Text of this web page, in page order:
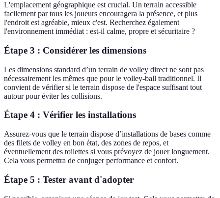
L'emplacement géographique est crucial. Un terrain accessible
facilement par tous les joueurs encouragera la présence, et plus
l'endroit est agréable, mieux c'est. Recherchez également
l'environnement immédiat : est-il calme, propre et sécuritaire ?
Étape 3 : Considérer les dimensions
Les dimensions standard d’un terrain de volley direct ne sont pas
nécessairement les mêmes que pour le volley-ball traditionnel. Il
convient de vérifier si le terrain dispose de l'espace suffisant tout
autour pour éviter les collisions.
Étape 4 : Vérifier les installations
Assurez-vous que le terrain dispose d’installations de bases comme
des filets de volley en bon état, des zones de repos, et
éventuellement des toilettes si vous prévoyez de jouer longuement.
Cela vous permettra de conjuger performance et confort.
Étape 5 : Tester avant d'adopter